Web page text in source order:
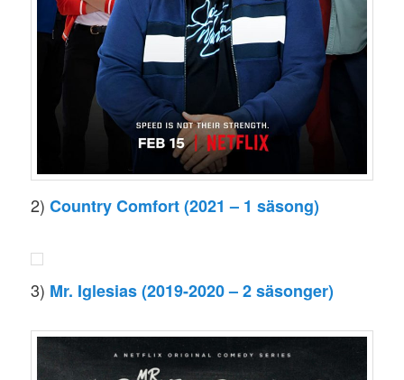
2)Country Comfort (2021 – 1 säsong)
3) Mr. Iglesias (2019-2020 – 2 säsonger)